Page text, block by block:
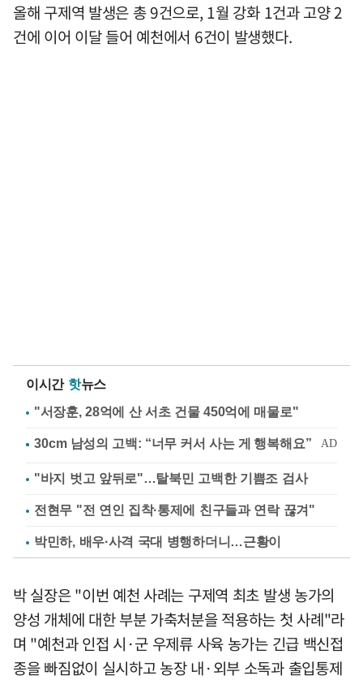
올해 구제역 발생은 총 9건으로, 1월 강화 1건과 고양 2
건에 이어 이달 들어 예천에서 6건이 발생했다.
이시간 핫뉴스
"서장훈, 28억에 산 서초 건물 450억에 매물로"
"바지 벗고 앞뒤로"…탈북민 고백한 기쁨조 검사
전현무 "전 연인 집착·통제에 친구들과 연락 끊겨"
박민하, 배우·사격 국대 병행하더니…근황이
박 실장은 "이번 예천 사례는 구제역 최초 발생 농가의
양성 개체에 대한 부분 가축처분을 적용하는 첫 사례"라
며 "예천과 인접 시·군 우제류 사육 농가는 긴급 백신접
종을 빠짐없이 실시하고 농장 내·외부 소독과 출입통제